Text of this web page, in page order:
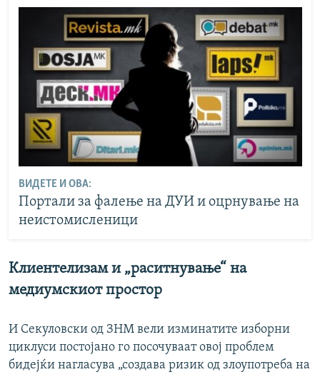
ВИДЕТЕ И ОВА:
Портали за фалење на ДУИ и оцрнување на
неистомисленици
Клиентелизам и „раситнување“ на
медиумскиот простор
И Секуловски од ЗНМ вели изминатите изборни
циклуси постојано го посочуваат овој проблем
бидејќи нагласува „создава ризик од злоупотреба на